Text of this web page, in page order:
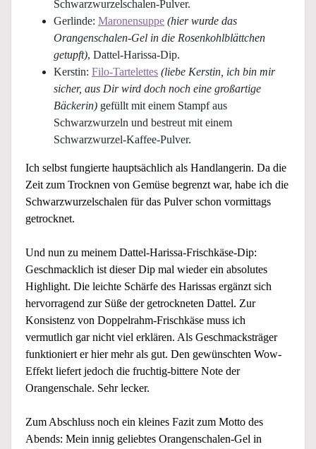
Schwarzwurzelschalen-Pulver.
Gerlinde: Maronensuppe (hier wurde das
Orangenschalen-Gel in die Rosenkohlblättchen
getupft), Dattel-Harissa-Dip.
Kerstin: Filo-Tartelettes (liebe Kerstin, ich bin mir
sicher, aus Dir wird doch noch eine großartige
Bäckerin) gefüllt mit einem Stampf aus
Schwarzwurzeln und bestreut mit einem
Schwarzwurzel-Kaffee-Pulver.
Ich selbst fungierte hauptsächlich als Handlangerin. Da die
Zeit zum Trocknen von Gemüse begrenzt war, habe ich die
Schwarzwurzelschalen für das Pulver schon vormittags
getrocknet.
Und nun zu meinem Dattel-Harissa-Frischkäse-Dip:
Geschmacklich ist dieser Dip mal wieder ein absolutes
Highlight. Die leichte Schärfe des Harissas ergänzt sich
hervorragend zur Süße der getrockneten Dattel. Zur
Konsistenz von Doppelrahm-Frischkäse muss ich
vermutlich gar nicht viel erklären. Als Geschmacksträger
funktioniert er hier mehr als gut. Den gewünschten Wow-
Effekt liefert jedoch die fruchtig-bittere Note der
Orangenschale. Sehr lecker.
Zum Abschluss noch ein kleines Fazit zum Motto des
Abends: Mein innig geliebtes Orangenschalen-Gel in